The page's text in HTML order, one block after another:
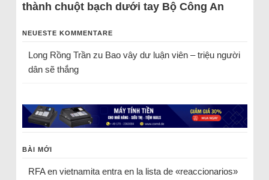
thành chuột bạch dưới tay Bộ Công An
NEUESTE KOMMENTARE
Long Rồng Trầnzu Bao vây dư luận viên – triệu người
dân sẽ thắng
BÀI MỚI
RFA en vietnamita entra en la lista de «reaccionarios»